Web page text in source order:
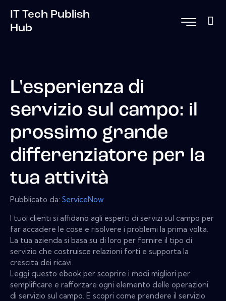
IT Tech Publish
Hub
L'esperienza di
servizio sul campo: il
prossimo grande
differenziatore per la
tua attività
Pubblicato da: ServiceNow
I tuoi clienti si affidano agli esperti di servizi sul campo per
far accadere le cose e risolvere i problemi la prima volta.
La tua azienda si basa su di loro per fornire il tipo di
servizio che costruisce relazioni forti e supporta la
crescita dei ricavi.
Leggi questo ebook per scoprire i modi migliori per
semplificare e rafforzare ogni elemento delle operazioni
di servizio sul campo. E scopri come prendere il servizio